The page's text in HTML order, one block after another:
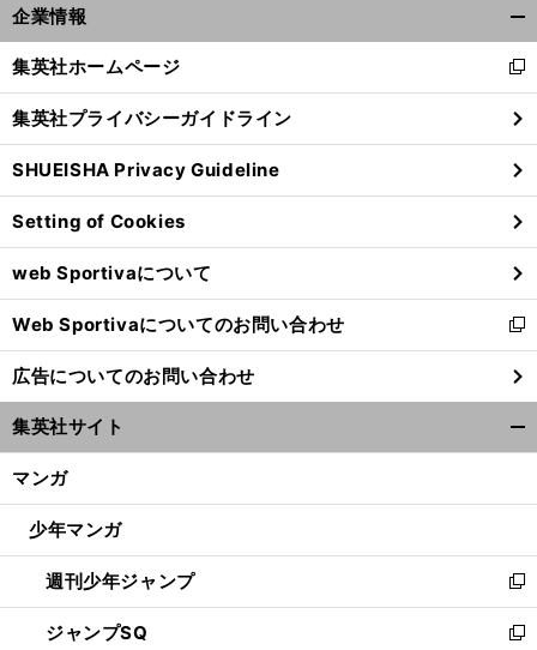
企業情報
閉
る
集英社ホームページ
新
し
い
ウ
ィ
ン
ド
ウ
で
開
く
集英社プライバシーガイドライン
SHUEISHA Privacy Guideline
Setting of Cookies
web Sportivaについて
Web Sportivaについてのお問い合わせ
新
し
い
ウ
ィ
ン
ウ
開
く
広告についてのお問い合わせ
集英社サイト
マンガ
少年マンガ
週刊少年ジャンプ
新
し
い
ジャンプSQ
新